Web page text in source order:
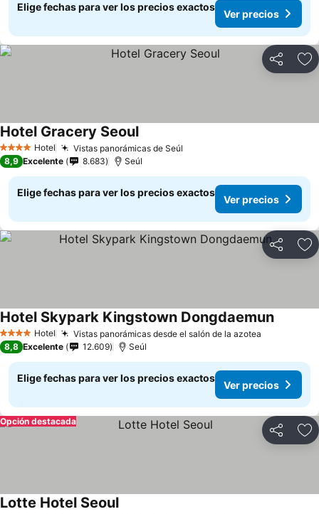
Elige fechas para ver los precios exactos
Ver precios
Compartir
4 EstrellasHotel Vistas panorámicas de Seúl
Hotel Gracery SeoulVer precios
8,9 Excelente 8.683 Seúl
Elige fechas para ver los precios exactos
Ver precios
Compartir
4 EstrellasHotel Vistas panorámicas desde el salón de la azotea
Hotel Skypark Kingstown DongdaemunVer
8,8 Excelente 12.609 Seúl
Elige fechas para ver los precios exactos
Ver precios
Compartir
Opción destacada
Lotte Hotel SeoulVer precios